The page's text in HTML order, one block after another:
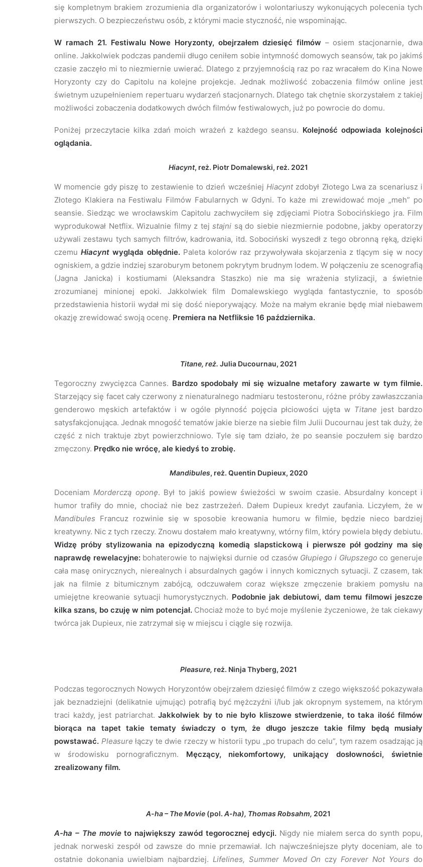
się kompletnym brakiem zrozumienia dla organizatorów i wolontariuszy wykonujących polecenia tych
pierwszych. O bezpieczeństwu osób, z którymi macie styczność, nie wspominając.
W ramach 21. Festiwalu Nowe Horyzonty, obejrzałem dziesięć filmów – osiem stacjonarnie, dwa
online. Jakkolwiek podczas pandemii długo ceniłem sobie intymność domowych seansów, tak po jakimś
czasie zaczęło mi to niezmiernie uwierać. Dlatego z przyjemnością raz po raz wracałem do Kina Nowe
Horyzonty czy do Capitolu na kolejne projekcje. Jednak możliwość zobaczenia filmów online jest
świetnym uzupełnieniem repertuaru wydarzeń stacjonarnych. Dlatego tak chętnie skorzystałem z takiej
możliwości zobaczenia dodatkowych dwóch filmów festiwalowych, już po powrocie do domu.
Poniżej przeczytacie kilka zdań moich wrażeń z każdego seansu. Kolejność odpowiada kolejności
oglądania.
Hiacynt, reż. Piotr Domalewski, reż. 2021
W momencie gdy piszę to zestawienie to dzień wcześniej Hiacyntzdobył Złotego Lwa za scenariusz i
Złotego Klakiera na Festiwalu Filmów Fabularnych w Gdyni. To każe mi zrewidować moje „meh” po
seansie. Siedząc we wrocławskim Capitolu zachwyciłem się zdjęciami Piotra Sobocińskiego jra. Film
wyprodukował Netflix. Wizualnie filmy z tejstajni są do siebie niezmiernie podobne, jakby operatorzy
używali zestawu tych samych filtrów, kadrowania, itd. Sobociński wyszedł z tego obronną ręką, dzięki
czemuHiacynt wygląda obłędnie.Paleta kolorów raz przywoływała skojarzenia z tlącym się w nocy
ogniskiem, a gdzie indziej szaroburym betonem pokrytym brudnym lodem. W połączeniu ze scenografią
(Jagna Janicka) i kostiumami (Aleksandra Staszko) nie ma się wrażenia stylizacji, a świetnie
zrozumianej minionej epoki. Jakkolwiek film Domalewskiego wygląda fantastycznie, to sposób
przedstawienia historii wydał mi się dość nieporywający. Może na małym ekranie będę miał niebawem
okazję zrewidować swoją ocenę. Premiera na Netfliksie 16 października.
Titane, reż. Julia Ducournau, 2021
Tegoroczny zwycięzca Cannes. Bardzo spodobały mi się wizualne metafory zawarte w tym filmie.
Starzejący się facet cały czerwony z nienaturalnego nadmiaru testosteronu, różne próby zawłaszczania
genderowo męskich artefaktów i w ogóle płynność pojęcia płciowości ujęta w Titane jest bardzo
satysfakcjonująca. Jednak mnogość tematów jakie bierze na siebie film Julii Ducournau jest tak duży, że
część z nich traktuje zbyt powierzchniowo. Tyle się tam działo, że po seansie poczułem się bardzo
zmęczony. Prędko nie wrócę, ale kiedyś to zrobię.
Mandibules, reż. Quentin Dupieux, 2020
DoceniamMorderczą oponę. Był to jakiś powiew świeżości w swoim czasie. Absurdalny koncept i
humor trafiły do mnie, chociaż nie bez zastrzeżeń. Dałem Dupieux kredyt zaufania. Liczyłem, że w
Mandibules Francuz rozwinie się w sposobie kreowania humoru w filmie, będzie nieco bardziej
kreatywny. Nic z tych rzeczy. Znowu dostałem mało kreatywny, wtórny film, który powiela błędy debiutu.
Widzę próby stylizowania na epizodyczną komedią slapstickową i pierwsze pół godziny ma się
naprawdę rewelacyjne:bohaterowie to najwięksi durnie od czasów Głupiego i Głupszego co generuje
cała masę onirycznych, nierealnych i absurdalnych gagów i innych komicznych sytuacji. Z czasem, tak
jak na filmie z bitumicznym zabójcą, odczuwałem coraz większe zmęczenie brakiem pomysłu na
umiejętne kreowanie sytuacji humorystycznych. Podobnie jak debiutowi, dam temu filmowi jeszcze
kilka szans, bo czuję w nim potencjał.Chociaż może to być moje myślenie życzeniowe, że tak ciekawy
twórca jak Dupieux, nie zatrzymał się w miejscu i ciągle się rozwija.
Pleasure, reż. Ninja Thyberg, 2021
Podczas tegorocznych Nowych Horyzontów obejrzałem dziesięć filmów z czego większość pokazywała
jak beznadziejni (delikatnie ujmując) potrafią być mężczyźni i/lub jak okropnym systemem, na którym
traci każdy, jest patriarchat. Jakkolwiek by to nie było kliszowe stwierdzenie, to taka ilość filmów
biorąca na tapet takie tematy świadczy o tym, że długo jeszcze takie filmy będą musiały
powstawać. Pleasure łączy te dwie rzeczy w historii typu „po trupach do celu”, tym razem osadzając ją
w środowisku pornograficznym. Męczący, niekomfortowy, unikający dosłowności, świetnie
zrealizowany film.
A-ha – The Movie (pol. A-ha), Thomas Robsahm, 2021
A-ha – The movieto największy zawód tegorocznej edycji.Nigdy nie miałem serca do synth popu,
jednak norweski zespół od zawsze do mnie przemawiał. Ich najwcześniejsze płyty doceniam, ale to
ostatnie dokonania uwielbiam najbardziej. Lifelines, Summer Moved On czyForever Not Yours do